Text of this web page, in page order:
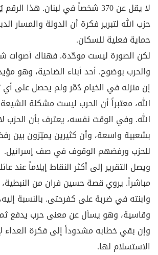
لا يقل عن 370 شخصاً في لبنان. هذا
حزب الله لتبرير فكرة أن الدولة والمسار
حماية فعلية للسكان.
لكن الصورة ليست موحّدة. فهناك أصوات
والحرب بوضوح. أحد أبناء الضاحية، وهو
إن منزله في الخيام دُمّر ولم يحصل على
الله، معتبراً أن الحرب ليست مشكلة
الله. وفي الوقت نفسه، يعترف بأن الحزب
بشعبية واسعة، وأن كثيرين يميّزون بين
للحزب ورفضهم الوقوف في صف إسرائيل.
ويصل التقرير إلى أكثر النقاط إيلاماً عند
مباشراً. يروي قصة حسين فران من
وابنته في ضربة على كفرحتى. بالنسبة
وقاسية، وهو يسأل عن معنى حرب يدفع
وإن بقي خطابه مشدوداً إلى فكرة العداء
الاستسلام لها.